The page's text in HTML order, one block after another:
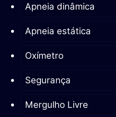
Apneia dinâmica
Apneia estática
Oxímetro
Segurança
Mergulho Livre